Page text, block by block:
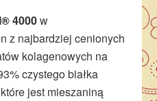
4000w
z najbardziej cenionych
kolagenowych na
czystego białka
jest mieszaniną